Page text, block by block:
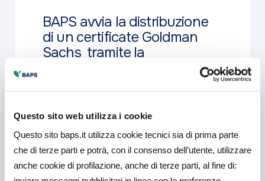
Questo sito web utilizza i cookie
Questo sito baps.it utilizza cookie tecnici sia di prima parte
che di terze parti e potrà, con il consenso dell’utente, utilizzare
anche cookie di profilazione, anche di terze parti, al fine di:
BAPS avvia la distribuzione
di un certificate Goldman
Sachs tramite la